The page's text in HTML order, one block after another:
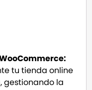
tu tienda online
gestionando la